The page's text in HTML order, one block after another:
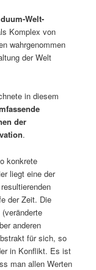
Welt-
Komplex von
wahrgenommen
der Welt
in diesem
der
.
konkrete
liegt eine der
der Zeit. Die
anderen
für sich, so
in Konflikt. Es ist
man allen Werten